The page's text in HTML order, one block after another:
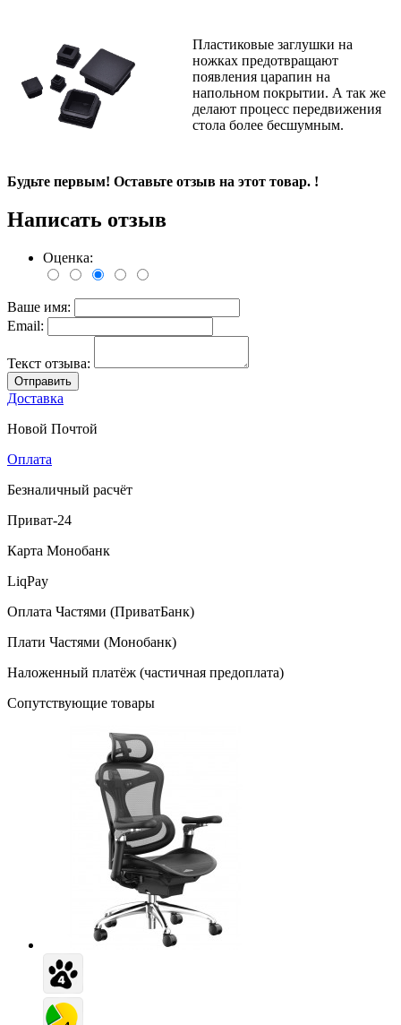
Пластиковые заглушки на
ножках предотвращают
появления царапин на
напольном покрытии. А так же
делают процесс передвижения
стола более бесшумным.
Будьте первым! Оставьте отзыв на этот товар. !
Написать отзыв
Оценка:
Ваше имя:
Email:
Текст отзыва:
Отправить
Доставка
Новой Почтой
Оплата
Безналичный расчёт
Приват-24
Карта Монобанк
LiqPay
Оплата Частями (ПриватБанк)
Плати Частями (Монобанк)
Наложенный платёж (частичная предоплата)
Сопутствующие товары